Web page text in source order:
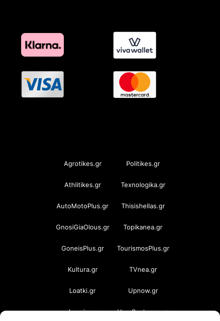
Agrotikes.gr Politikes.gr
Athlitikes.gr Texnologika.gr
AutoMotoPlus.gr Thisishellas.gr
GnosiGiaOlous.gr Topikanea.gr
GoneisPlus.gr TourismosPlus.gr
Kultura.gr TVnea.gr
Loatki.gr Upnow.gr
Loveis.gr VresSyntages.gr